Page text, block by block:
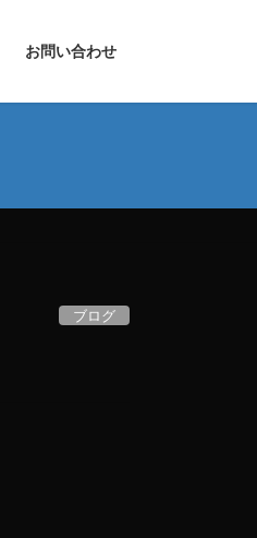
お問い合わせ
ブログ